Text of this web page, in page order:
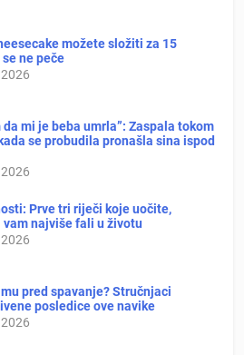
možete složiti za 15
ne peče
mi je beba umrla”: Zaspala tokom
se probudila pronašla sina ispod
Prve tri riječi koje uočite,
najviše fali u životu
pred spavanje? Stručnjaci
posledice ove navike